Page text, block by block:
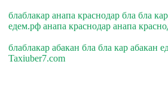
блаблакар анапа краснодар бла бла
едем.рф анапа краснодар анапа
блаблакар абакан бла бла кар абакан
Taxiuber7.com